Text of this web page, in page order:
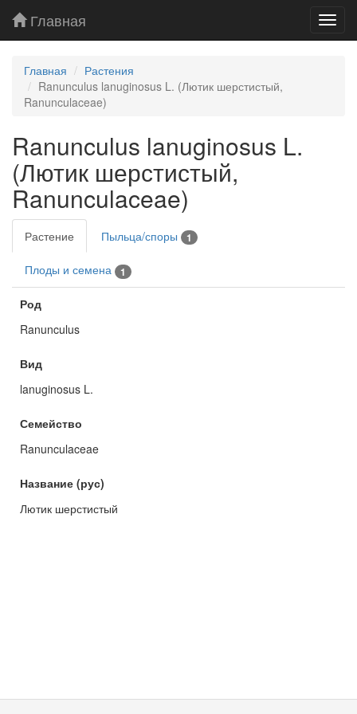
Главная
Главная
Растения
Ranunculus lanuginosus L. (Лютик шерстистый,
Ranunculaceae)
Ranunculus lanuginosus L.
(Лютик шерстистый,
Ranunculaceae)
Растение Пыльца/споры 1
Плоды и семена 1
Род
Ranunculus
Вид
lanuginosus L.
Семейство
Ranunculaceae
Название (рус)
Лютик шерстистый